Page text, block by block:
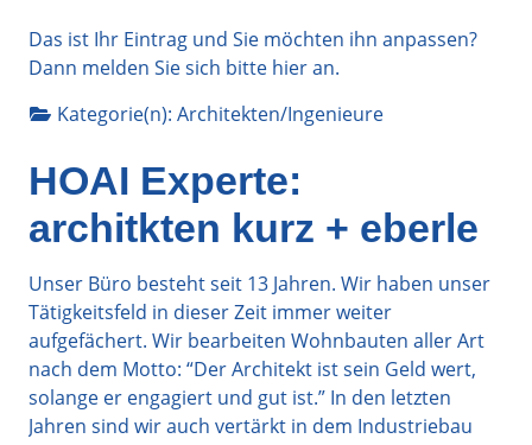
Das ist Ihr Eintrag und Sie möchten ihn anpassen?
Dann melden Sie sich bitte hieran.
Kategorie(n): Architekten/Ingenieure
HOAI Experte:
architkten kurz + eberle
Unser Büro besteht seit 13 Jahren. Wir haben unser
Tätigkeitsfeld in dieser Zeit immer weiter
aufgefächert. Wir bearbeiten Wohnbauten aller Art
nach dem Motto: “Der Architekt ist sein Geld wert,
solange er engagiert und gut ist.” In den letzten
Jahren sind wir auch vertärkt in dem Industriebau